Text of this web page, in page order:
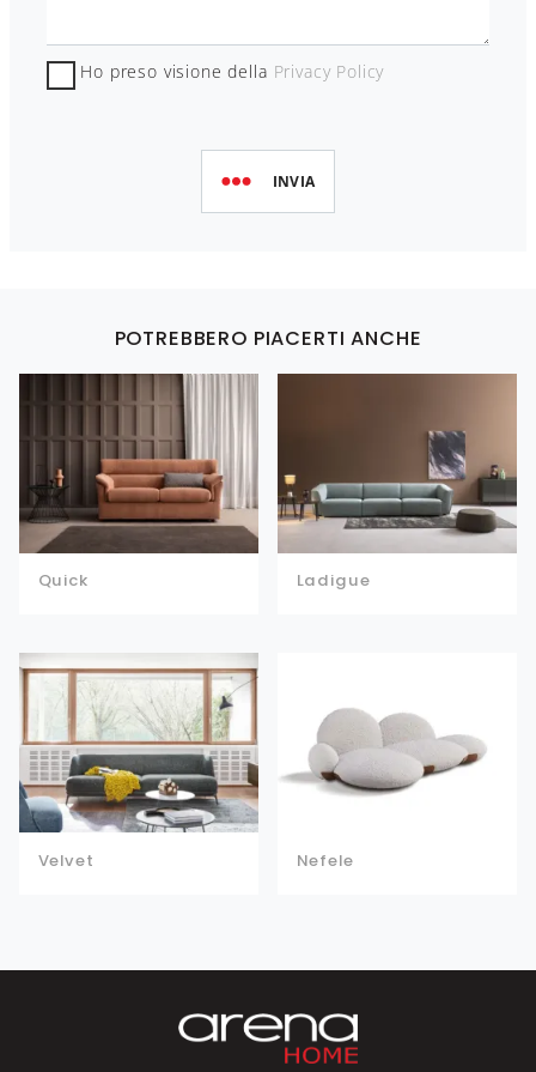
Ho preso visione della Privacy Policy
INVIA
POTREBBERO PIACERTI ANCHE
Quick Ladigue
Velvet Nefele